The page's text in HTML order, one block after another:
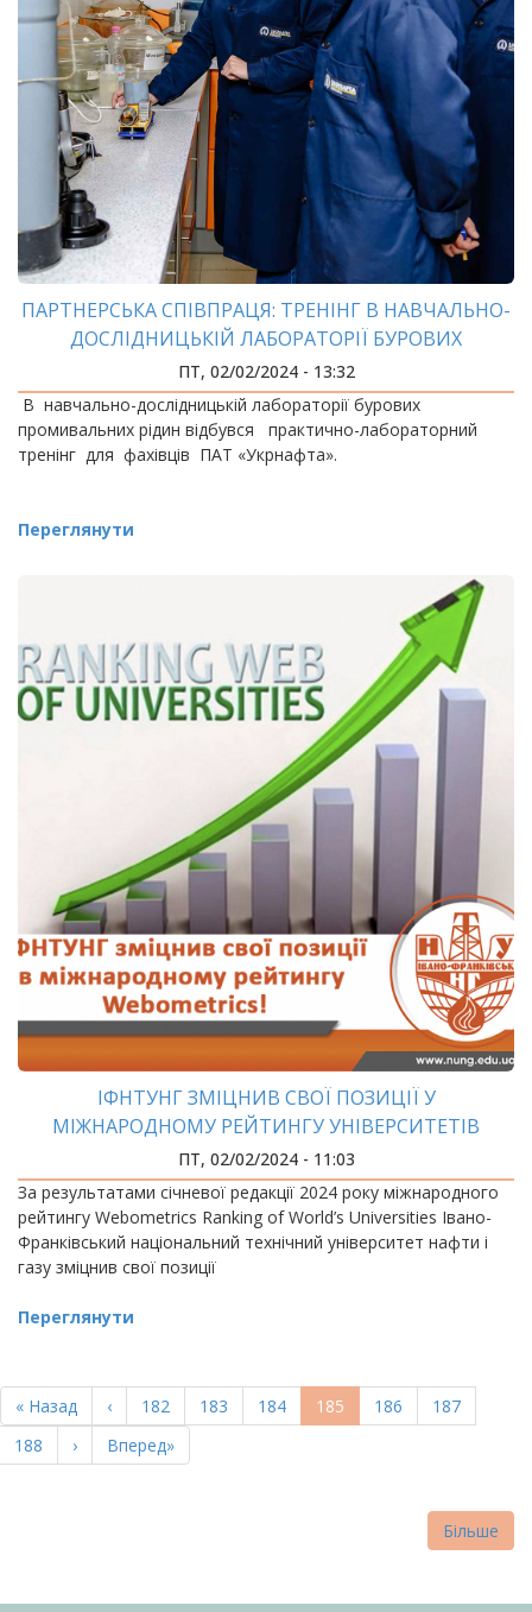
ПАРТНЕРСЬКА СПІВПРАЦЯ: ТРЕНІНГ В НАВЧАЛЬНО-
ДОСЛІДНИЦЬКІЙ ЛАБОРАТОРІЇ БУРОВИХ
ПРОМИВАЛЬНИХ РІДИН ДЛЯ ФАХІВЦІВ ПАТ
«УКРНАФТА»
ПТ, 02/02/2024 - 13:32
В навчально-дослідницькій лабораторії бурових
промивальних рідин відбувся практично-лабораторний
тренінг для фахівців ПАТ «Укрнафта».
Переглянути
ІФНТУНГ ЗМІЦНИВ СВОЇ ПОЗИЦІЇ У
МІЖНАРОДНОМУ РЕЙТИНГУ УНІВЕРСИТЕТІВ
WEBOMETRICS
ПТ, 02/02/2024 - 11:03
За результатами січневої редакції 2024 року міжнародного
рейтингу Webometrics Ranking of World’s Universities Івано-
Франківський національний технічний університет нафти і
газу зміцнив свої позиції
Переглянути
НА
СТОРІНКИ
Перша
сторінка
« Назад
Попередня
сторінка
‹ Page
182 Page
183 Page
184
Поточна
сторінка
185 Page
186 Page
187
Page
188
Наступна
сторінка
›
Остання
сторінка
Вперед»
Більше